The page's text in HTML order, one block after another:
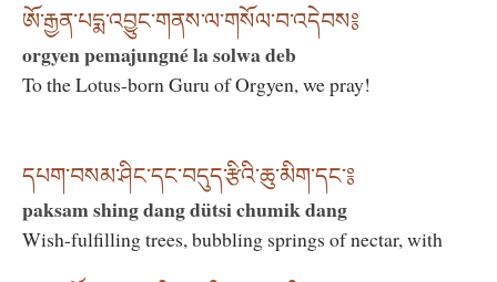
ཨོ་རྒྱན་པདྨ་འབྱུང་གནས་ལ་གསོལ་བ་འདེབས༔
orgyen pemajungné la solwa deb
To the Lotus-born Guru of Orgyen, we pray!
དཔག་བསམ་ཤིང་དང་བདུད་རྩིའི་ཆུ་མིག་དང་༔
paksam shing dang dütsi chumik dang
Wish-fulfilling trees, bubbling springs of nectar, with